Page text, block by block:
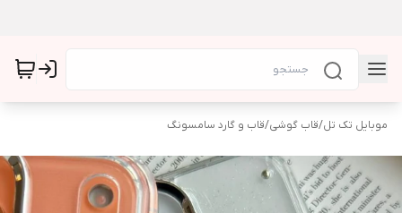
موبایل تک تل/قاب گوشی/قاب و گارد سامسونگ